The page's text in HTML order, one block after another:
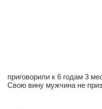
приговорили к 6 годам 3
Свою вину мужчина не